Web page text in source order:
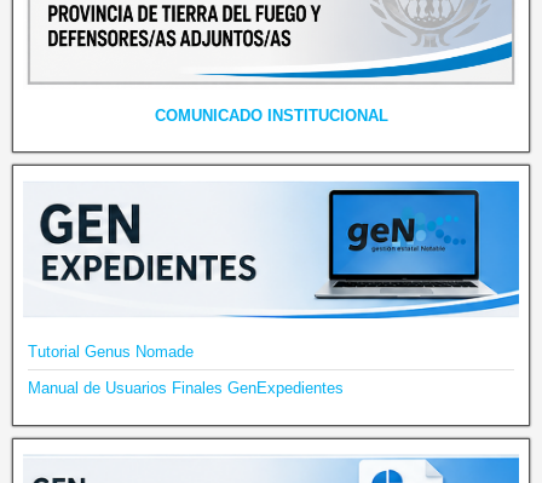
COMUNICADO INSTITUCIONAL
Tutorial Genus Nomade
Manual de Usuarios Finales GenExpedientes